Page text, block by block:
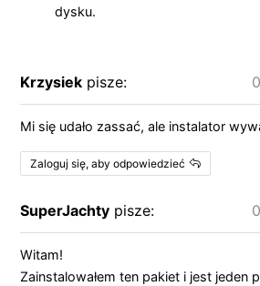
dysku.
Krzysiek pisze:
Mi się udało zassać, ale instalator
Zaloguj się, aby odpowiedzieć
SuperJachty pisze:
Witam!
Zainstalowałem ten pakiet i jest jeden